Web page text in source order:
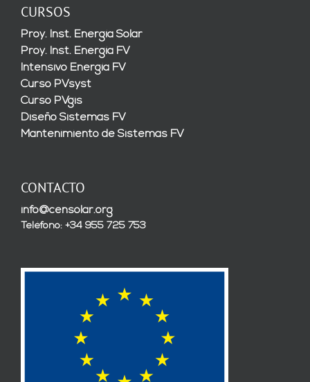
CURSOS
Proy. Inst. Energía Solar
Proy. Inst. Energía FV
Intensivo Energía FV
Curso PVsyst
Curso PVgis
Diseño Sistemas FV
Mantenimiento de Sistemas FV
CONTACTO
info@censolar.org
Teléfono: +34 955 725 753